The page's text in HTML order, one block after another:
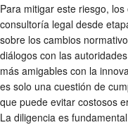
Para mitigar este riesgo,
consultoría legal desde
sobre los cambios
diálogos con las
más amigables con la
es solo una cuestión de
que puede evitar costosos
La diligencia es